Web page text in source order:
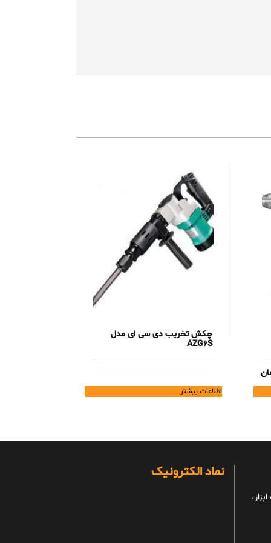
Current
price
is:
چکش تخریب دی سی ای مدل
AZG6S
اطلاعات بیشتر
نماد الکترونیک